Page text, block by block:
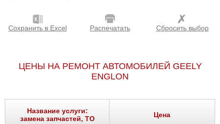
Сохранить в Excel Распечатать Сбросить выбор
ЦЕНЫ НА РЕМОНТ АВТОМОБИЛЕЙ GEELY
ENGLON
Название услуги:
замена запчастей, ТО
Цена